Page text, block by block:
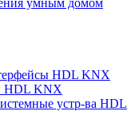
умным домом
HDL KNX
HDL KNX
устр-ва HDL